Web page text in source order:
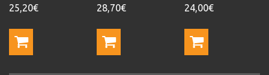
25,20€
28,70€
24,00€